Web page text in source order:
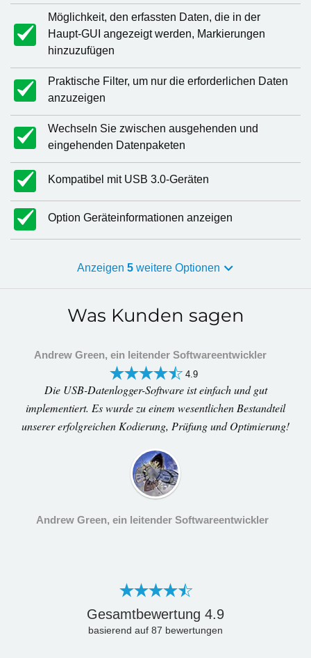
Möglichkeit, den erfassten Daten, die in der
Haupt-GUI angezeigt werden, Markierungen
hinzuzufügen
Praktische Filter, um nur die erforderlichen Daten
anzuzeigen
Wechseln Sie zwischen ausgehenden und
eingehenden Datenpaketen
Kompatibel mit USB 3.0-Geräten
Option Geräteinformationen anzeigen
Anzeigen 5 weitere Optionen
Was Kunden sagen
Andrew Green, ein leitender Softwareentwickler
4.9
Die USB-Datenlogger-Software ist einfach und gut
implementiert. Es wurde zu einem wesentlichen Bestandteil
unserer erfolgreichen Kodierung, Prüfung und Optimierung!
Andrew Green, ein leitender Softwareentwickler
Gesamtbewertung 4.9
basierend auf 87 bewertungen